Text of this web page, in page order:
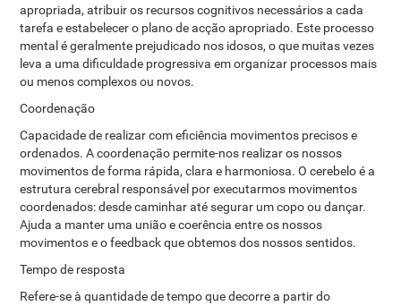
apropriada, atribuir os recursos cognitivos necessários a cada
tarefa e estabelecer o plano de acção apropriado. Este processo
mental é geralmente prejudicado nos idosos, o que muitas vezes
leva a uma dificuldade progressiva em organizar processos mais
ou menos complexos ou novos.
Coordenação
Capacidade de realizar com eficiência movimentos precisos e
ordenados. A coordenação permite-nos realizar os nossos
movimentos de forma rápida, clara e harmoniosa. O cerebelo é a
estrutura cerebral responsável por executarmos movimentos
coordenados: desde caminhar até segurar um copo ou dançar.
Ajuda a manter uma união e coerência entre os nossos
movimentos e o feedback que obtemos dos nossos sentidos.
Tempo de resposta
Refere-se à quantidade de tempo que decorre a partir do